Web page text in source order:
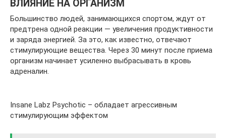
ВЛИЯНИЕ НА ОРГАНИЗМ
Большинство людей, занимающихся спортом, ждут от
предтрена одной реакции — увеличения продуктивности
и заряда энергией. За это, как известно, отвечают
стимулирующие вещества. Через 30 минут после приема
организм начинает усиленно выбрасывать в кровь
адреналин.
Insane Labz Psychotic – обладает агрессивным
стимулирующим эффектом